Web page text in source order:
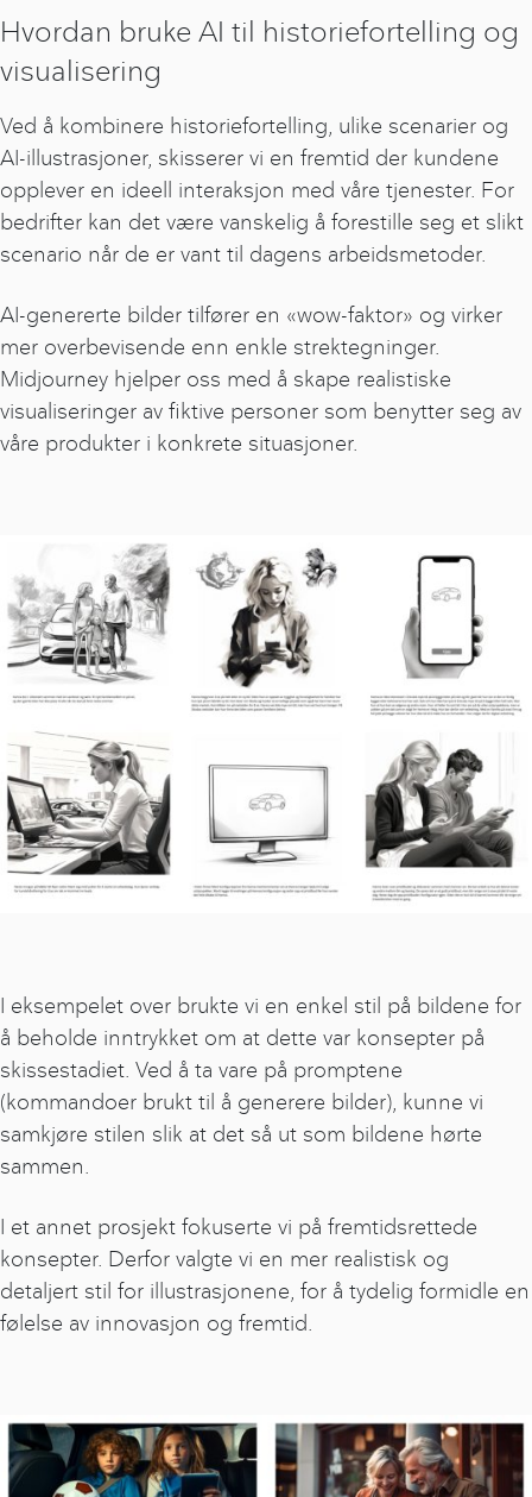
Hvordan bruke AI til historiefortelling og
visualisering
Ved å kombinere historiefortelling, ulike scenarier og
AI-illustrasjoner, skisserer vi en fremtid der kundene
opplever en ideell interaksjon med våre tjenester. For
bedrifter kan det være vanskelig å forestille seg et slikt
scenario når de er vant til dagens arbeidsmetoder.
AI-genererte bilder tilfører en «wow-faktor» og virker
mer overbevisende enn enkle strektegninger.
Midjourney hjelper oss med å skape realistiske
visualiseringer av fiktive personer som benytter seg av
våre produkter i konkrete situasjoner.
I eksempelet over brukte vi en enkel stil på bildene for
å beholde inntrykket om at dette var konsepter på
skissestadiet. Ved å ta vare på promptene
(kommandoer brukt til å generere bilder), kunne vi
samkjøre stilen slik at det så ut som bildene hørte
sammen.
I et annet prosjekt fokuserte vi på fremtidsrettede
konsepter. Derfor valgte vi en mer realistisk og
detaljert stil for illustrasjonene, for å tydelig formidle en
følelse av innovasjon og fremtid.